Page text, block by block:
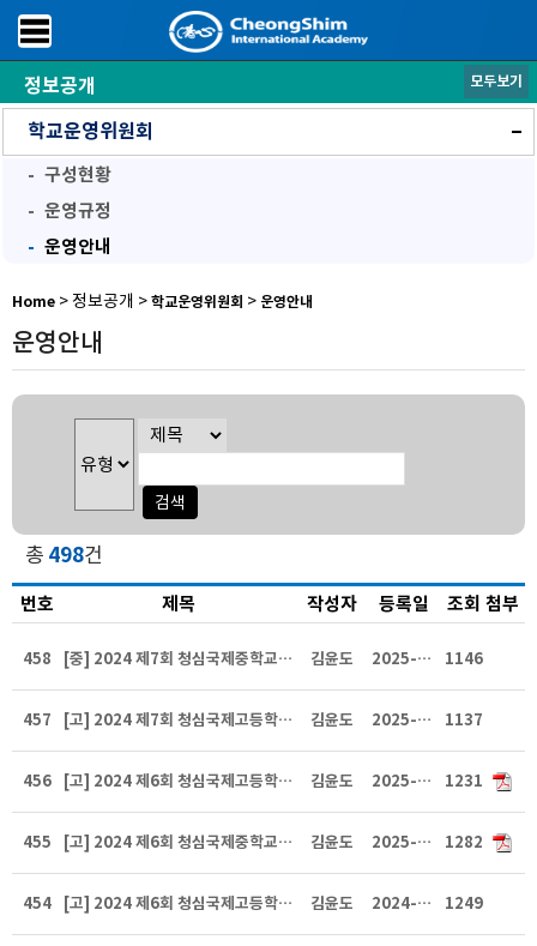
정보공개
학교후원
학교운영위원회
구성현황
운영규정
운영안내
학교재정
학교평가
방과후학교
공기정화장치점검공개
모두보기
Home > 정보공개 > 학교운영위원회 > 운영안내
운영안내
총 498건
번호 제목 작성자 등록일 조회 첨부
458 [중] 2024 제7회 청심국제중학교운영위원회 회의개최 공지 김윤도 2025-02-27 1146
457 [고] 2024 제7회 청심국제고등학교운영위원회 회의개최 공지 김윤도 2025-02-27 1137
456 [고] 2024 제6회 청심국제고등학교운영위원회 회의록 공지 김윤도 2025-01-13 1231
455 [고] 2024 제6회 청심국제중학교운영위원회 회의록 공지 김윤도 2025-01-13 1282
454 [고] 2024 제6회 청심국제고등학교운영위원회 회의개최 공지 김윤도 2024-12-25 1249